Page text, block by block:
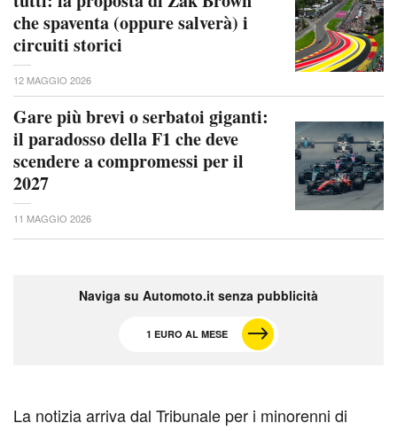
che spaventa (oppure salverà) i
circuiti storici
12 MAGGIO 2026
Gare più brevi o serbatoi giganti:
il paradosso della F1 che deve
scendere a compromessi per il
2027
11 MAGGIO 2026
Naviga su Automoto.it senza pubblicità
1 EURO AL MESE
La notizia arriva dal Tribunale per i minorenni di